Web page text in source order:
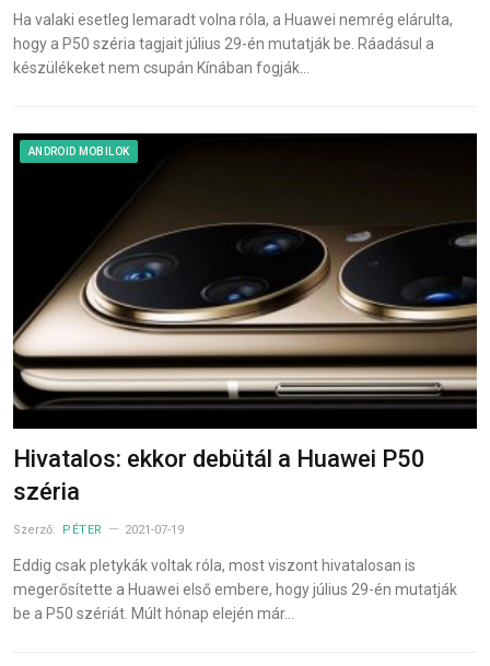
Ha valaki esetleg lemaradt volna róla, a Huawei nemrég elárulta,
hogy a P50 széria tagjait július 29-én mutatják be. Ráadásul a
készülékeket nem csupán Kínában fogják…
ANDROID MOBILOK
Hivatalos: ekkor debütál a Huawei P50
széria
Szerző: PÉTER 2021-07-19
Eddig csak pletykák voltak róla, most viszont hivatalosan is
megerősítette a Huawei első embere, hogy július 29-én mutatják
be a P50 szériát. Múlt hónap elején már…